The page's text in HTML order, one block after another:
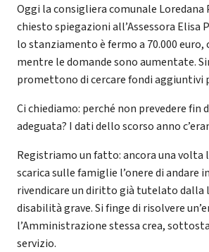
Oggi la consigliera comunale
chiesto spiegazioni all’Assessora Elisa
lo stanziamento è fermo a 70.000 euro,
mentre le domande sono aumentate.
promettono di cercare fondi aggiuntivi
Ci chiediamo: perché non prevedere fin
adeguata? I dati dello scorso anno
Registriamo un fatto: ancora una volta
scarica sulle famiglie l’onere di andare
rivendicare un diritto già tutelato dalla
disabilità grave. Si finge di risolvere
l’Amministrazione stessa crea,
servizio.